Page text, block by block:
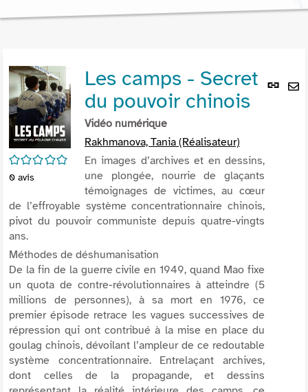
Lien
/5
0 avis
Les camps - Secret
du pouvoir chinois
Vidéo numérique
Rakhmanova, Tania (Réalisateur)
En images d’archives et en dessins,
une plongée, nourrie de glaçants
témoignages de victimes, au cœur
de l’effroyable système concentrationnaire chinois,
pivot du pouvoir communiste depuis quatre-vingts
ans.
Méthodes de déshumanisation
De la fin de la guerre civile en 1949, quand Mao fixe
un quota de contre-révolutionnaires à atteindre (5
millions de personnes), à sa mort en 1976, ce
premier épisode retrace les vagues successives de
répression qui ont contribué à la mise en place du
goulag chinois, dévoilant l’ampleur de ce redoutable
système concentrationnaire. Entrelaçant archives,
dont celles de la propagande, et dessins